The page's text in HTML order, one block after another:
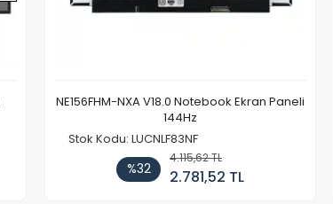
NE156FHM-NXA V18.0 Notebook Ekran Paneli
144Hz
Stok Kodu: LUCNLF83NF
%32
4.115,62 TL
2.781,52 TL